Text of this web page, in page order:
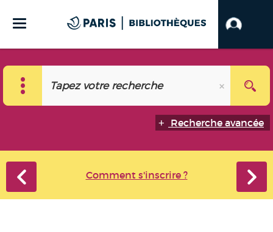
Recherche avancée
Comment s'inscrire ?